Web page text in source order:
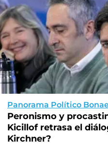
Panorama Político
Peronismo y
Kicillof retrasa el
Kirchner?